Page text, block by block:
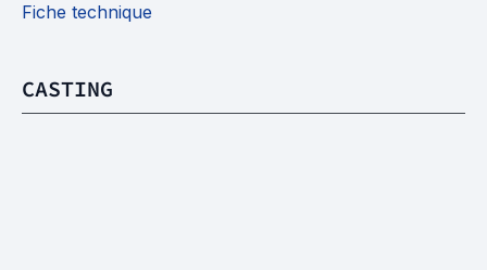
Fiche technique
CASTING